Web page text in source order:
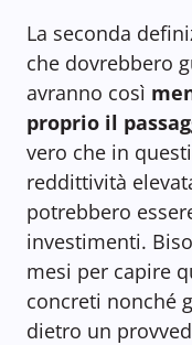
La seconda
che dovrebbero
avranno così
proprio il
vero che in
reddittività
potrebbero
investimenti.
mesi per capire
concreti nonché
dietro un